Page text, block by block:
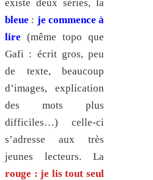
existe deux séries, la
bleue : je commence à
lire (même topo que
Gafi : écrit gros, peu
de texte, beaucoup
d’images, explication
des mots plus
difficiles…) celle-ci
s’adresse aux très
jeunes lecteurs. La
rouge : je lis tout seul